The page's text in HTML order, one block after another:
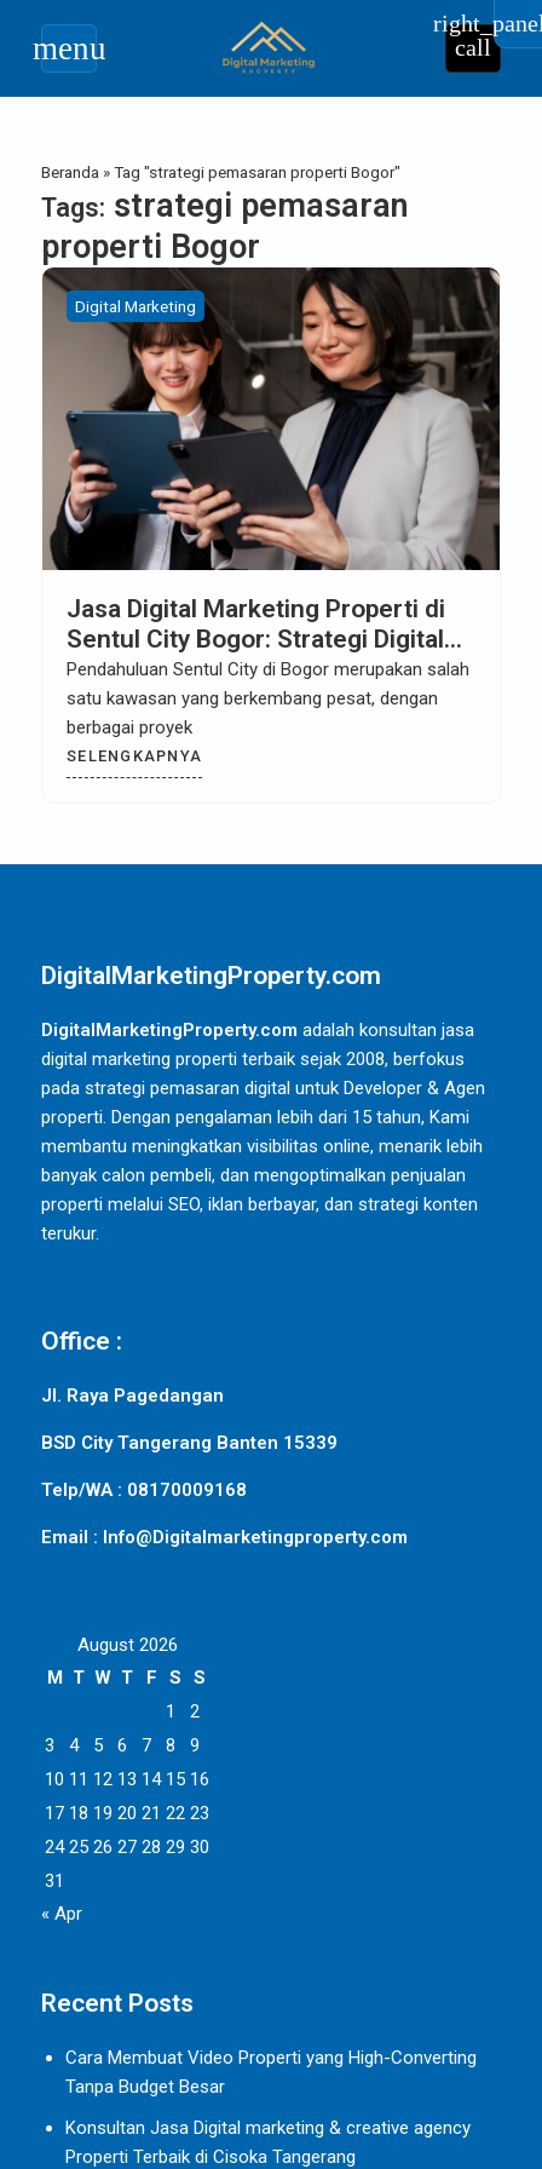
menu call
Beranda »Tag "strategi pemasaran properti Bogor"
Tags: strategi pemasaran
properti Bogor
Digital Marketing
Jasa Digital Marketing Properti di
Sentul City Bogor: Strategi Digital
untuk Meningkatkan Penjualan
Properti
Pendahuluan Sentul City di Bogor merupakan salah
satu kawasan yang berkembang pesat, dengan
berbagai proyek
SELENGKAPNYA
DigitalMarketingProperty.com
DigitalMarketingProperty.com adalah konsultan jasa
digital marketing properti terbaik sejak 2008, berfokus
pada strategi pemasaran digital untuk Developer & Agen
properti. Dengan pengalaman lebih dari 15 tahun, Kami
membantu meningkatkan visibilitas online, menarik lebih
banyak calon pembeli, dan mengoptimalkan penjualan
properti melalui SEO, iklan berbayar, dan strategi konten
terukur.
Office :
Jl. Raya Pagedangan
BSD City Tangerang Banten 15339
Telp/WA : 08170009168
Email : Info@Digitalmarketingproperty.com
August 2026
M T W T F S
S
1
2
3
4 5 6 7 8
9
10 11 12 13 14 15 16
17 18 19 20 21 22 23
24 25 26 27 28 29 30
31
« Apr
Recent Posts
Cara Membuat Video Properti yang High-Converting
Tanpa Budget Besar
Konsultan Jasa Digital marketing & creative agency
Properti Terbaik di Cisoka Tangerang